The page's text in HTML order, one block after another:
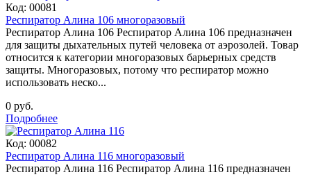
Код: 00081
Респиратор Алина 106 многоразовый
Респиратор Алина 106 Респиратор Алина 106 предназначен
для защиты дыхательных путей человека от аэрозолей. Товар
относится к категории многоразовых барьерных средств
защиты. Многоразовых, потому что респиратор можно
использовать неско...
0 руб.
Подробнее
Код: 00082
Респиратор Алина 116 многоразовый
Респиратор Алина 116 Респиратор Алина 116 предназначен